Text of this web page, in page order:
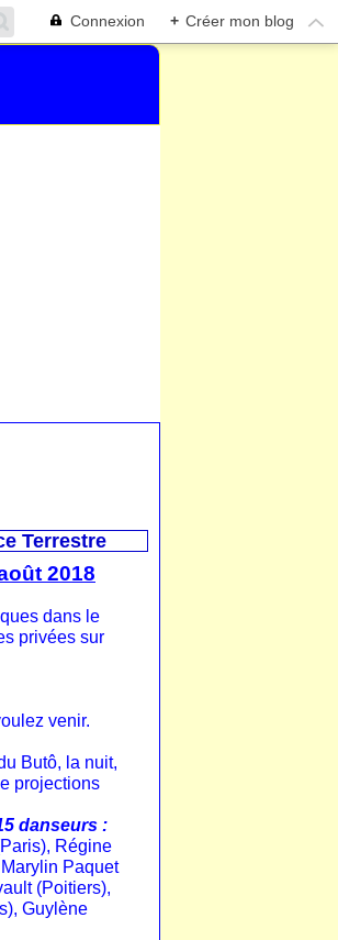
Connexion + Créer mon blog
Terrestre
2018
dans le
privées sur
venir.
Butô, la nuit,
projections
danseurs :
Régine
Paquet
(Poitiers),
Guylène